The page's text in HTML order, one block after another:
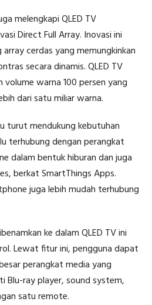
melengkapi QLED TV
Direct Full Array. Inovasi ini
cerdas yang memungkinkan
secara dinamis. QLED TV
warna 100 persen yang
dari satu miliar warna.
turut mendukung kebutuhan
terhubung dengan perangkat
dalam bentuk hiburan dan juga
berkat SmartThings Apps.
juga lebih mudah terhubung
ke dalam QLED TV ini
Lewat fitur ini, pengguna dapat
perangkat media yang
Blu-ray player, sound system,
satu remote.